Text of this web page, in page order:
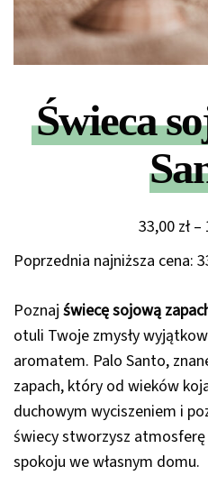
Świeca
33,00 zł –
Poprzednia najniższa cena:
Poznaj świecę sojową
otuli Twoje zmysły
aromatem. Palo Santo,
zapach, który od wieków
duchowym wyciszeniem i
świecy stworzysz
spokoju we własnym domu.